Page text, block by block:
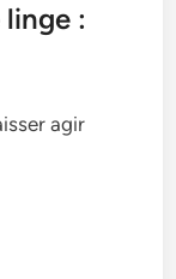
:
agir